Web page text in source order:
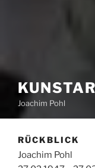
Joachim Pohl
RÜCKBLICK
Joachim Pohl